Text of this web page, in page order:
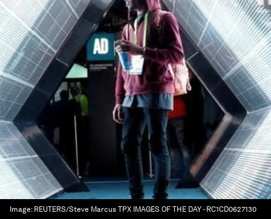
Image: REUTERS/Steve Marcus TPX IMAGES OF THE DAY - RC1CD0627130